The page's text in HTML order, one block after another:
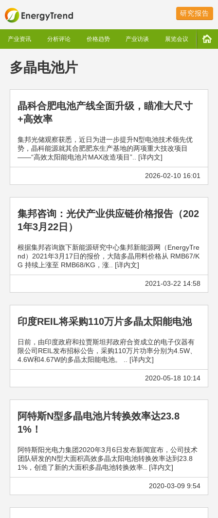
研究报告
产业资讯 分析评论 价格趋势 产业访谈 展览会议
多晶电池片
晶科合肥电池产线全面升级，瞄准大尺寸
+高效率
集邦光储观察获悉，近日为进一步提升N型电池技术领先优
势，晶科能源就其合肥肥东生产基地的两项重大技改项目
——“高效太阳能电池片MAX改造项目”.. [详内文]
2026-02-10 16:01
集邦咨询：光伏产业供应链价格报告（202
1年3月22日）
根据集邦咨询旗下新能源研究中心集邦新能源网（EnergyTre
nd）2021年3月17日的报价，大陆多晶用料价格从 RMB67/K
G 持续上涨至 RMB68/KG，涨.. [详内文]
2021-03-22 14:58
印度REIL将采购110万片多晶太阳能电池
日前，由印度政府和拉贾斯坦邦政府合资成立的电子仪器有
限公司REIL发布招标公告，采购110万片功率分别为4.5W、
4.6W和4.67W的多晶太阳能电池。 .. [详内文]
2020-05-18 10:14
阿特斯N型多晶电池片转换效率达23.8
1%！
阿特斯阳光电力集团2020年3月6日发布新闻宣布，公司技术
团队研发的N型大面积高效多晶太阳电池转换效率达到23.8
1%，创造了新的大面积多晶电池转换效率.. [详内文]
2020-03-09 9:54